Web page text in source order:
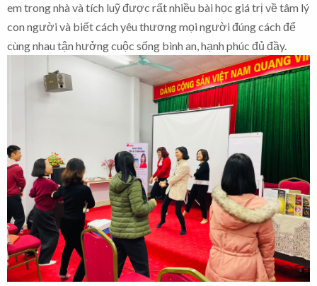
em trong nhà và tích luỹ được rất nhiều bài học giá trị về tâm lý
con người và biết cách yêu thương mọi người đúng cách để
cùng nhau tận hưởng cuộc sống bình an, hạnh phúc đủ đầy.